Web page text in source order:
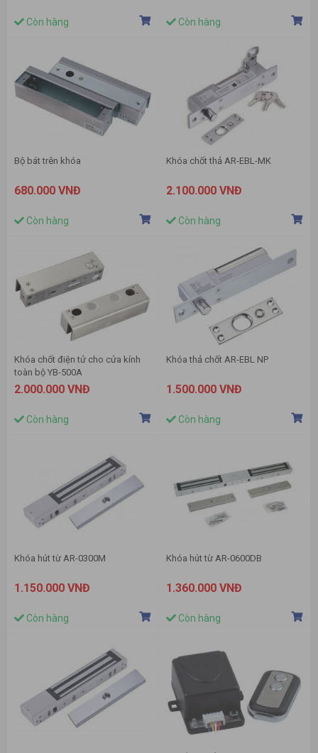
Còn hàng Còn hàng
Bộ bát trên khóa
680.000 VNĐ
Còn hàng
Khóa chốt thả AR-EBL-MK
2.100.000 VNĐ
Còn hàng
Khóa chốt điện tử cho cửa kính
toàn bộ YB-500A
2.000.000 VNĐ
Còn hàng
Khóa thả chốt AR-EBL NP
1.500.000 VNĐ
Còn hàng
Khóa hút từ AR-0300M
1.150.000 VNĐ
Còn hàng
Khóa hút từ AR-0600DB
1.360.000 VNĐ
Còn hàng